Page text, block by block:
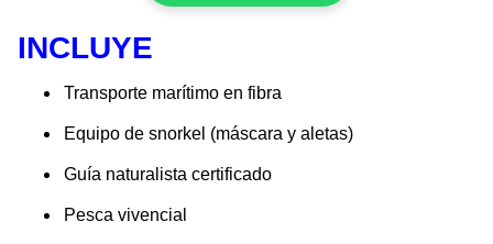
INCLUYE
Transporte marítimo en fibra
Equipo de snorkel (máscara y aletas)
Guía naturalista certificado
Pesca vivencial